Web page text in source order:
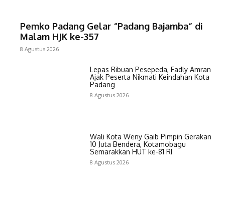
Pemko Padang Gelar “Padang Bajamba” di
Malam HJK ke-357
8 Agustus 2026
Lepas Ribuan Pesepeda, Fadly Amran
Ajak Peserta Nikmati Keindahan Kota
Padang
8 Agustus 2026
Wali Kota Weny Gaib Pimpin Gerakan
10 Juta Bendera, Kotamobagu
Semarakkan HUT ke-81 RI
8 Agustus 2026